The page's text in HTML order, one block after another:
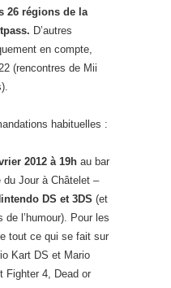
26 régions de la
D’autres
en compte,
(rencontres de Mii
habituelles :
2012 à 19h au bar
du Jour à Châtelet –
DS et 3DS (et
l’humour). Pour les
tout ce qui se fait sur
Kart DS et Mario
Fighter 4, Dead or